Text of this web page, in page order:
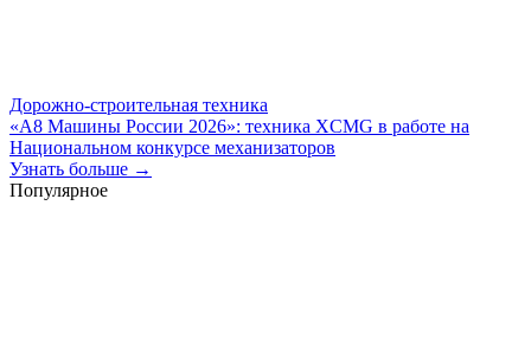
Дорожно-строительная техника
«А8 Машины России 2026»: техника XCMG в работе на
Национальном конкурсе механизаторов
Узнать больше →
Популярное